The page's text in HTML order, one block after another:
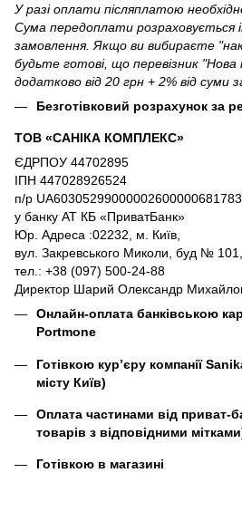
У разі оплати післяплатою
Сума передоплати розраховується
замовлення. Якщо ви вибираєте
будьте готові, що перевізник
додатково від 20 грн + 2% від суми
Безготівковий розрахунок за
ТОВ «САНІКА КОМПЛЕКС»
ЄДРПОУ 44702895
ІПН 447028926524
п/р
у банку АТ КБ «ПриватБанк»
Юр. Адреса :02232, м. Київ,
вул. Закревського Миколи, буд №
тел.: +38 (097) 500-24-88
Директор Шарий Олександр
Онлайн-оплата банківською
Portmone
Готівкою кур’єру компанії
місту Київ)
Оплата частинами від приват-
товарів з відповідними
Готівкою в магазині